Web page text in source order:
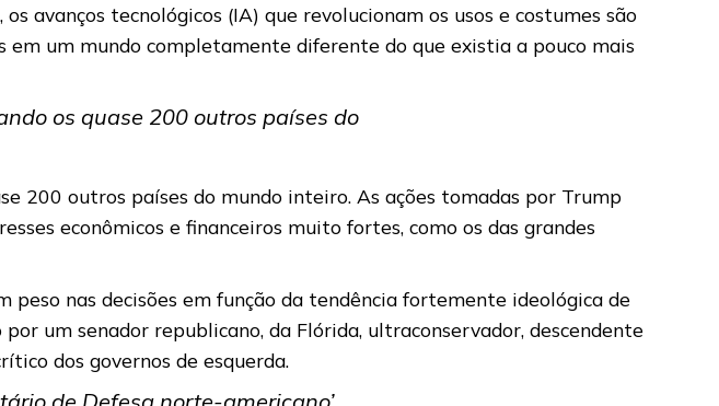
avanços tecnológicos (IA) que revolucionam os usos e costumes são
um mundo completamente diferente do que existia a pouco mais
os quase 200 outros países do
200 outros países do mundo inteiro. As ações tomadas por Trump
econômicos e financeiros muito fortes, como os das grandes
nas decisões em função da tendência fortemente ideológica de
um senador republicano, da Flórida, ultraconservador, descendente
dos governos de esquerda.